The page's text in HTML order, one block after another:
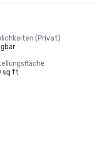
(Privat)
sq ft